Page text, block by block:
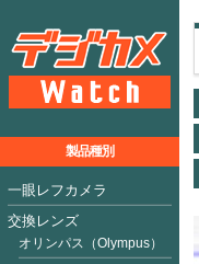
製品種別
一眼レフカメラ
交換レンズ
オリンパス（Olympus）